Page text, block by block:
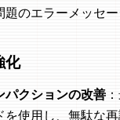
題のエラーメッセ
化
パクションの改善
を使用し、無駄な